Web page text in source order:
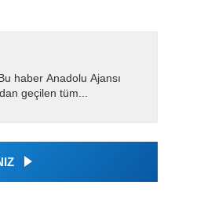
haber Anadolu Ajansı
geçilen tüm...